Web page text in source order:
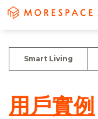
Smart Living
用戶實例